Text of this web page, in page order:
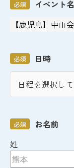
イベント名
必須
日時
必須
お名前
必須
姓